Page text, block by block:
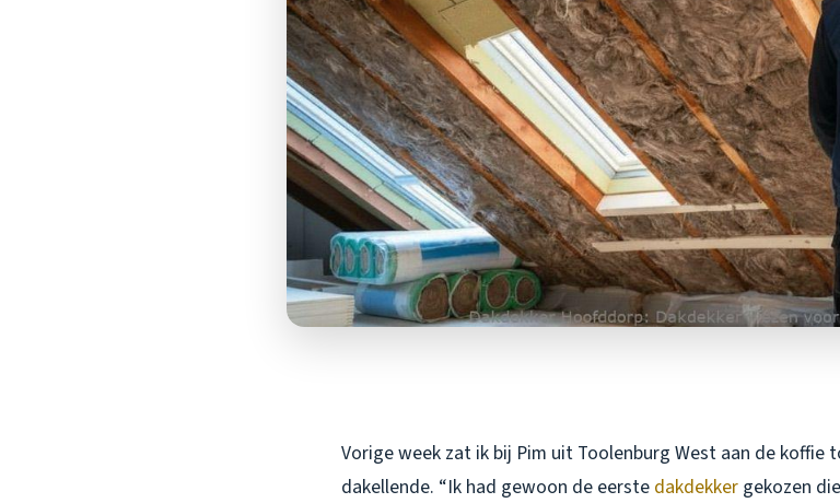
Vorige week zat ik bij Pim uit Toolenburg West aan de koffie
dakellende. “Ik had gewoon de eerste dakdekker gekozen